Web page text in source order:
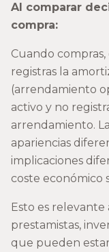
Al comparar
compra:
Cuando
registras la
(arrendamiento
activo y no
arrendamiento.
apariencias
implicaciones
coste económico
Esto es relevante
prestamistas,
que pueden